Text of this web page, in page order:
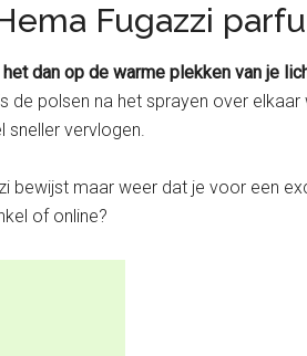
Fugazzi
dan op de warme plekken van je
de polsen na het sprayen over
sneller vervlogen.
bewijst maar weer dat je voor een
of online?